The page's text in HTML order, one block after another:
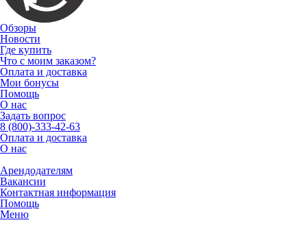
Обзоры
Новости
Где купить
Что с моим заказом?
Оплата и доставка
Мои бонусы
Помощь
О нас
Задать вопрос
8 (800)-333-42-63
Оплата и доставка
О нас
Арендодателям
Вакансии
Контактная информация
Помощь
Меню